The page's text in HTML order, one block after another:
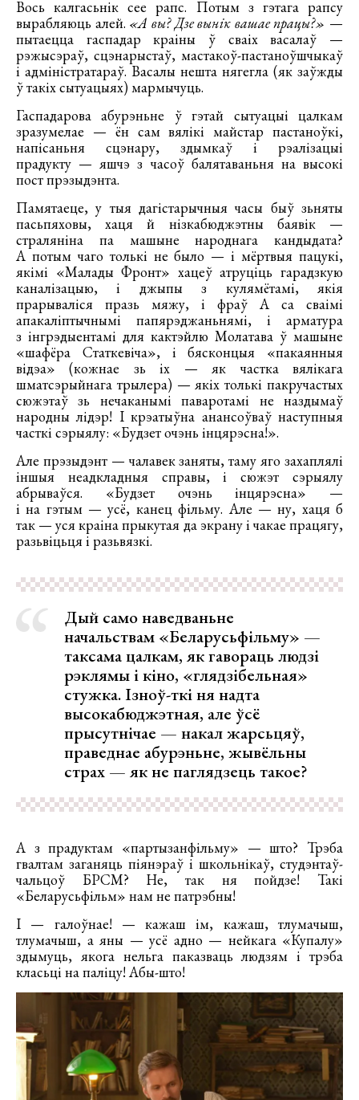
Вось калгасьнік сее рапс. Потым з гэтага рапсу
вырабляюць алей. «А вы? Дзе вынік вашае працы?» —
пытаецца гаспадар краіны ў сваіх васалаў —
рэжысэраў, сцэнарыстаў, мастакоў-пастаноўшчыкаў
і адміністратараў. Васалы нешта нягегла (як заўжды
ў такіх сытуацыях) мармычуць.
Гаспадарова абурэньне ў гэтай сытуацыі цалкам
зразумелае — ён сам вялікі майстар пастаноўкі,
напісаньня сцэнару, здымкаў і рэалізацыі
прадукту — яшчэ з часоў балятаваньня на высокі
пост прэзыдэнта.
Памятаеце, у тыя дагістарычныя часы быў зьняты
пасьпяховы, хаця й нізкабюджэтны баявік —
страляніна па машыне народнага кандыдата?
А потым чаго толькі не было — і мёртвыя пацукі,
якімі «Малады Фронт» хацеў атруціць гарадзкую
каналізацыю, і джыпы з кулямётамі, якія
прарываліся празь мяжу, і фраў А са сваімі
апакаліптычнымі папярэджаньнямі, і арматура
з інгрэдыентамі для кактэйлю Молатава ў машыне
«шафёра Статкевіча», і бясконцыя «пакаянныя
відэа» (кожнае зь іх — як частка вялікага
шматсэрыйнага трылера) — якіх толькі пакручастых
сюжэтаў зь нечаканымі паваротамі не наздымаў
народны лідэр! І крэатыўна анансоўваў наступныя
часткі сэрыялу: «Будзет очэнь інцярэсна!».
Але прэзыдэнт — чалавек заняты, таму яго захаплялі
іншыя неадкладныя справы, і сюжэт сэрыялу
абрываўся. «Будзет очэнь інцярэсна» —
і на гэтым — усё, канец фільму. Але — ну, хаця б
так — уся краіна прыкутая да экрану і чакае працягу,
разьвіцьця і разьвязкі.
Дый само наведваньне
начальствам «Беларусьфільму» —
таксама цалкам, як гавораць людзі
рэклямы і кіно, «глядзібельная»
стужка. Ізноў-ткі ня надта
высокабюджэтная, але ўсё
прысутнічае — накал жарсьцяў,
праведнае абурэньне, жывёльны
страх — як не паглядзець такое?
А з прадуктам «партызанфільму» — што? Трэба
гвалтам заганяць піянэраў і школьнікаў, студэнтаў-
чальцоў БРСМ? Не, так ня пойдзе! Такі
«Беларусьфільм» нам не патрэбны!
І — галоўнае! — кажаш ім, кажаш, тлумачыш,
тлумачыш, а яны — усё адно — нейкага «Купалу»
здымуць, якога нельга паказваць людзям і трэба
класьці на паліцу! Абы-што!